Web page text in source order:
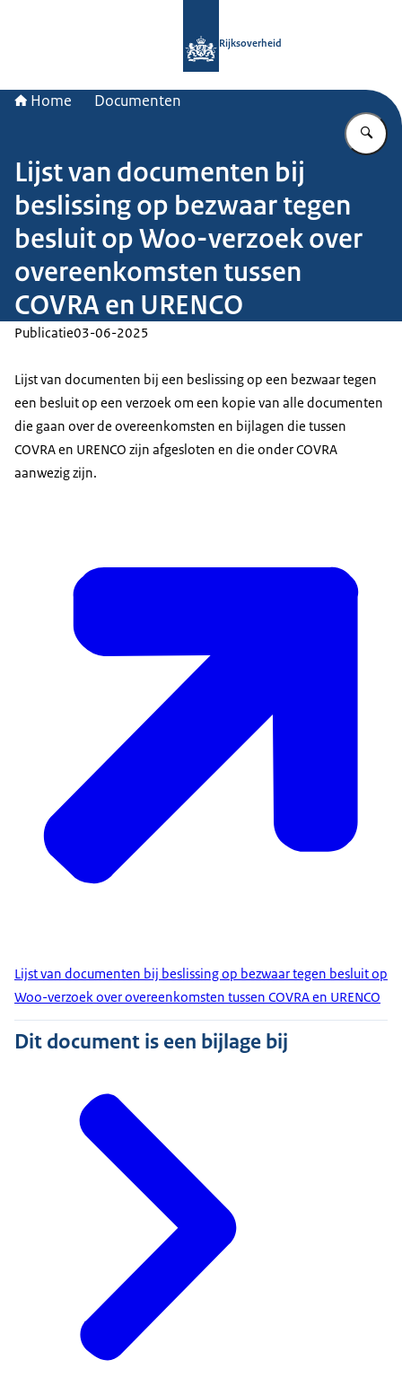
Rijksoverheid
Home Documenten
Lijst van documenten bij
beslissing op bezwaar tegen
besluit op Woo-verzoek over
overeenkomsten tussen
COVRA en URENCO
Publicatie03-06-2025
Lijst van documenten bij een beslissing op een bezwaar tegen
een besluit op een verzoek om een kopie van alle documenten
die gaan over de overeenkomsten en bijlagen die tussen
COVRA en URENCO zijn afgesloten en die onder COVRA
aanwezig zijn.
Lijst van documenten bij beslissing op bezwaar tegen besluit op
Woo-verzoek over overeenkomsten tussen COVRA en URENCO
Dit document is een bijlage bij